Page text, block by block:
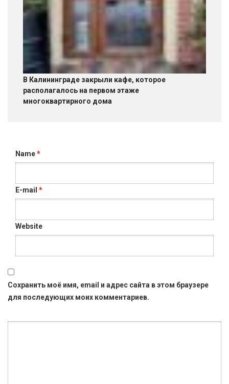
В Калининграде закрыли кафе, которое
располагалось на первом этаже
многоквартирного дома
Name*
E-mail *
Website
Сохранить моё имя, email и адрес сайта в этом браузере
для последующих моих комментариев.